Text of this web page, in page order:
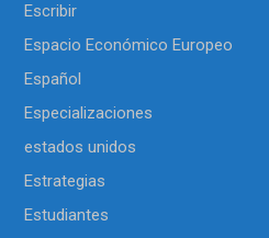
Escribir
Espacio Económico Europeo
Español
Especializaciones
estados unidos
Estrategias
Estudiantes